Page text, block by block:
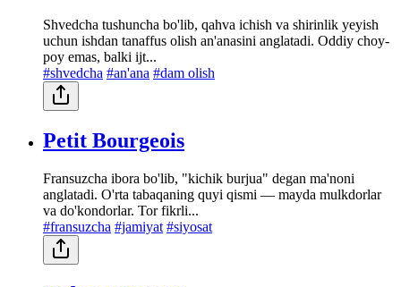
Shvedcha tushuncha bo'lib, qahva ichish va shirinlik yeyish
uchun ishdan tanaffus olish an'anasini anglatadi. Oddiy choy-
poy emas, balki ijt...
#shvedcha #an'ana #dam olish
Petit Bourgeois
Fransuzcha ibora bo'lib, "kichik burjua" degan ma'noni
anglatadi. O'rta tabaqaning quyi qismi — mayda mulkdorlar
va do'kondorlar. Tor fikrli...
#fransuzcha #jamiyat #siyosat